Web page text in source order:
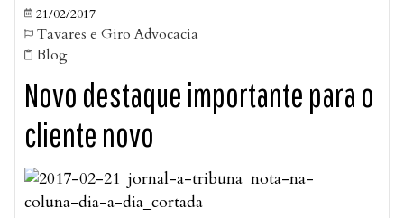
 21/02/2017
 Tavares e Giro Advocacia
 Blog
Novo destaque importante para o
cliente novo